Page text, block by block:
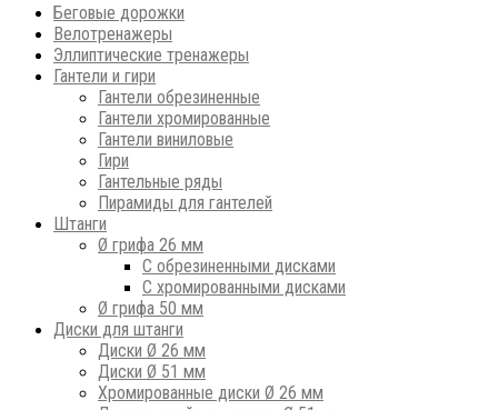
Беговые дорожки
Велотренажеры
Эллиптические тренажеры
Гантели и гири
Гантели обрезиненные
Гантели хромированные
Гантели виниловые
Гири
Гантельные ряды
Пирамиды для гантелей
Штанги
Ø грифа 26 мм
С обрезиненными дисками
С хромированными дисками
Ø грифа 50 мм
Диски для штанги
Диски Ø 26 мм
Диски Ø 51 мм
Хромированные диски Ø 26 мм